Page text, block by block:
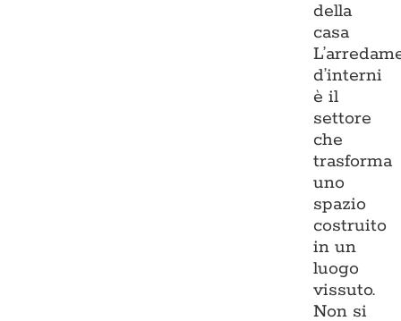
della
casa
d’interni
è il
settore
che
trasforma
uno
spazio
costruito
in un
luogo
vissuto.
Non si